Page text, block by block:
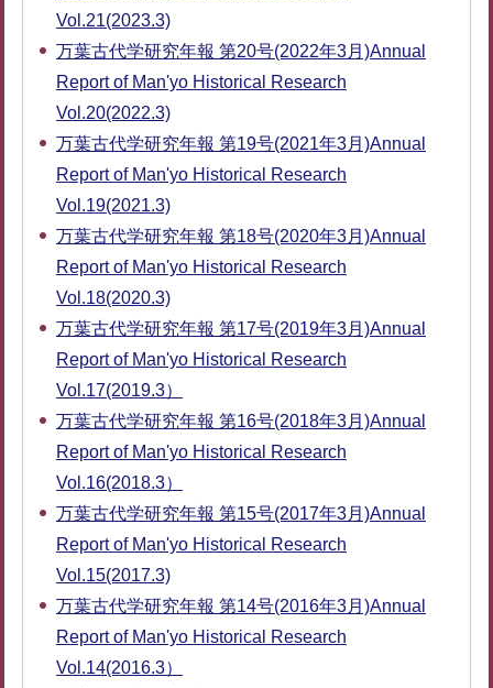
Vol.21(2023.3)
万葉古代学研究年報 第20号(2022年3月)Annual
Report of Man'yo Historical Research
Vol.20(2022.3)
万葉古代学研究年報 第19号(2021年3月)Annual
Report of Man'yo Historical Research
Vol.19(2021.3)
万葉古代学研究年報 第18号(2020年3月)Annual
Report of Man'yo Historical Research
Vol.18(2020.3)
万葉古代学研究年報 第17号(2019年3月)Annual
Report of Man'yo Historical Research
Vol.17(2019.3）
万葉古代学研究年報 第16号(2018年3月)Annual
Report of Man'yo Historical Research
Vol.16(2018.3）
万葉古代学研究年報 第15号(2017年3月)Annual
Report of Man'yo Historical Research
Vol.15(2017.3)
万葉古代学研究年報 第14号(2016年3月)Annual
Report of Man'yo Historical Research
Vol.14(2016.3）